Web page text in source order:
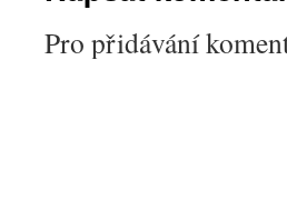
Pro přidávání